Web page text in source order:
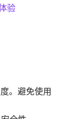
验
。避免使用